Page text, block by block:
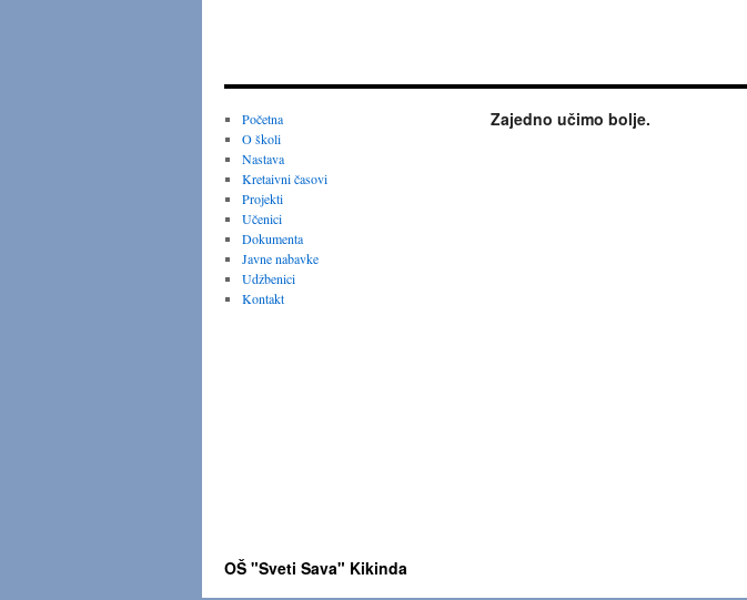
Početna
O školi
Nastava
Kretaivni časovi
Projekti
Učenici
Dokumenta
Javne nabavke
Udžbenici
Kontakt
Zajedno učimo bolje.
OŠ "Sveti Sava" Kikinda